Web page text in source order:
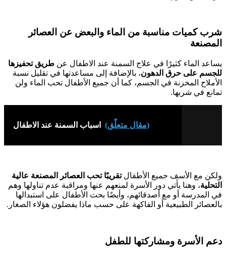
شرب كميات مناسبة من الماء والبعض عن العصائر
المصنعة
يساعد الماء كثيرًا في علاج السمنة عند الاطفال عن طريق تحفيزها
للجسم على حرق الدهون، بالإضافة إلى مساعدتها في تقليل نسبة
الأملاح المخزنة في الجسم، كما أن جميع الأطفال تحب الماء ولن
تمانع في شربها.
(مقال متعلّق) اسباب السمنة عند الاطفال
ولكن مع الأسف جميع الأطفالتقريبًا تحب العصائر المصنعة عالية
التحلية، وهنا يأتي دور الأسرة لمنعهم عنها ومراقبة عدم تناولها وهم
في المدرسة أو مع أصدقائهم، وأيضًا بحث الأطفال على استبدالها
بالعصائر الطبيعية أو الفاكهة على حسب ماذا يفضلون هؤلاء الصغار.
دعم الأسرة ومشاركتها للطفل